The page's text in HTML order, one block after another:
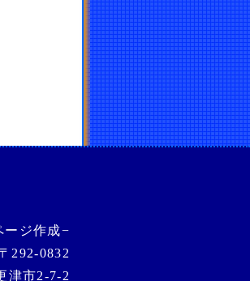
ージ作成−
292-0832
津市2-7-2